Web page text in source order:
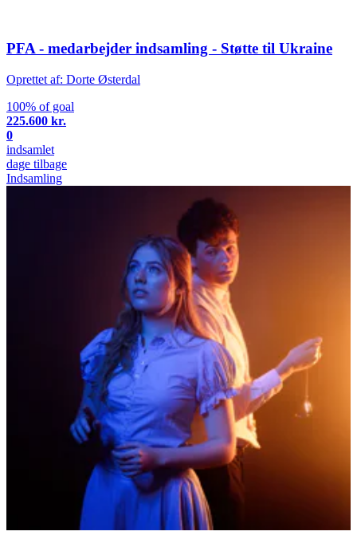
PFA - medarbejder indsamling - Støtte til Ukraine
Oprettet af: Dorte Østerdal
100% of goal
225.600 kr.
0
indsamlet
dage tilbage
Indsamling